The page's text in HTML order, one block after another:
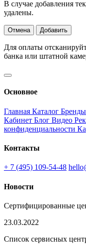
В случае добавления
удалены.
Отмена Добавить
Для оплаты
банка или штатной
Основное
Главная Каталог Бренды
Кабинет Блог Видео
конфиденциальности
Контакты
+ 7 (495) 109-54-48
Новости
Сертифицированные
23.03.2022
Список сервисных